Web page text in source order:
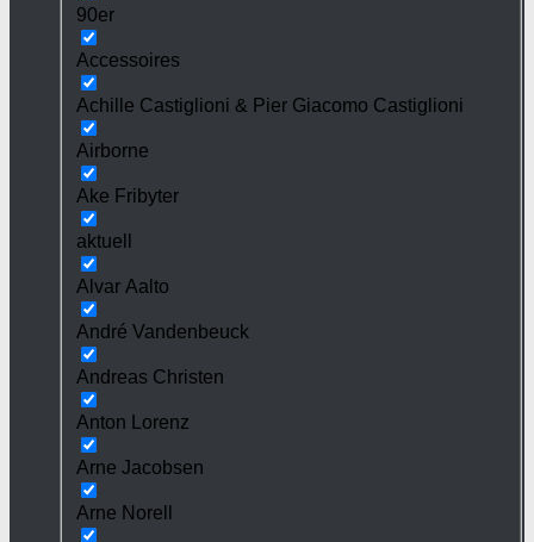
90er
Accessoires
Achille Castiglioni & Pier Giacomo Castiglioni
Airborne
Ake Fribyter
aktuell
Alvar Aalto
André Vandenbeuck
Andreas Christen
Anton Lorenz
Arne Jacobsen
Arne Norell